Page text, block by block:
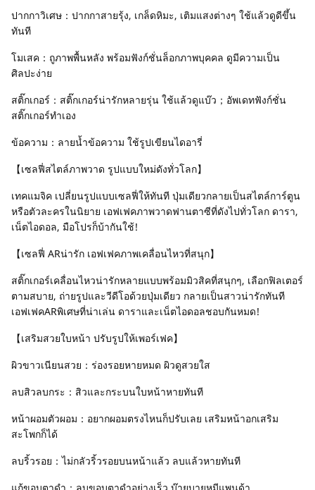
ปากกาวิเศษ：ปากกาสายรุ้ง, เกล็ดหิมะ, เติมแสงต่างๆ ใช้แล้วดูดีขึ้น
ทันที
โมเสค：ถูภาพพื้นหลัง พร้อมฟังก์ชั่นล็อกภาพบุคคล ดูมีความเป็น
ศิลปะง่าย
สติ๊กเกอร์：สติ๊กเกอร์น่ารักหลายรุ่น ใช้แล้วดูแบ๊ว；อัพเดทฟังก์ชั่น
สติ๊กเกอร์ทำเอง
ข้อความ：ลายน้ำข้อความ ใช้รูปเขียนไดอารี่
【เซลฟี่สไตล์ภาพวาด รูปแบบใหม่ดังทั่วโลก】
เทคแมจิค เปลี่ยนรูปแบบเซลฟี่ให้ทันที ปุ่มเดียวกลายเป็นสไตล์การ์ตูน
หรือตัวละครในนิยาย เอฟเฟคภาพวาดฟานตาซีที่ดังไปทั่วโลก ดารา,
เน็ตไอดอล, มือโปรก็บ้ากันใช้!
【เซลฟี่ ARน่ารัก เอฟเฟคภาพเคลื่อนไหวที่สนุก】
สติ๊กเกอร์เคลื่อนไหวน่ารักหลายแบบพร้อมมิวสิคที่สนุกๆ, เลือกฟิลเตอร์
ตามสบาย, ถ่ายรูปและวีดีโอด้วยปุ่มเดียว กลายเป็นสาวน่ารักทันที
เอฟเฟคARพิเศษที่น่าเล่น ดาราและเน็ตไอดอลชอบกันหมด!
【เสริมสวยใบหน้า ปรับรูปให้เพอร์เฟค】
ผิวขาวเนียนสวย：ร่องรอยหายหมด ผิวดูสวยใส
ลบสิวลบกระ：สิวและกระบนใบหน้าหายทันที
หน้าผอมตัวผอม：อยากผอมตรงไหนก็ปรับเลย เสริมหน้าอกเสริม
สะโพกก็ได้
ลบริ้วรอย：ไม่กลัวริ้วรอยบนหน้าแล้ว ลบแล้วหายทันที